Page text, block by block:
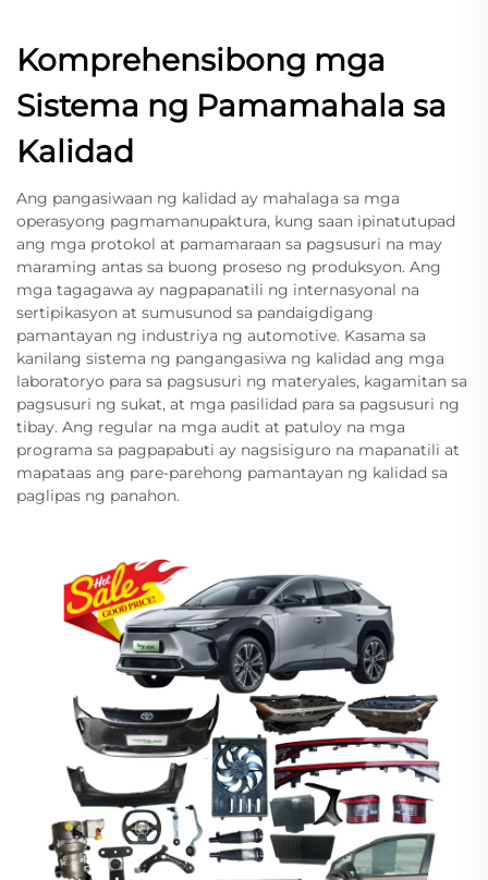
Komprehensibong mga
Sistema ng Pamamahala sa
Kalidad
Ang pangasiwaan ng kalidad ay mahalaga sa mga
operasyong pagmamanupaktura, kung saan ipinatutupad
ang mga protokol at pamamaraan sa pagsusuri na may
maraming antas sa buong proseso ng produksyon. Ang
mga tagagawa ay nagpapanatili ng internasyonal na
sertipikasyon at sumusunod sa pandaigdigang
pamantayan ng industriya ng automotive. Kasama sa
kanilang sistema ng pangangasiwa ng kalidad ang mga
laboratoryo para sa pagsusuri ng materyales, kagamitan sa
pagsusuri ng sukat, at mga pasilidad para sa pagsusuri ng
tibay. Ang regular na mga audit at patuloy na mga
programa sa pagpapabuti ay nagsisiguro na mapanatili at
mapataas ang pare-parehong pamantayan ng kalidad sa
paglipas ng panahon.